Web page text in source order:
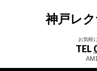
神戸レ
お気軽
TEL